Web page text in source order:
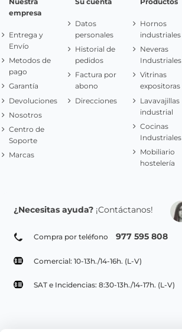
empresa
Entrega y
Envío
Metodos de
pago
Garantía
Devoluciones
Nosotros
Centro de
Soporte
Marcas
Datos
personales
Historial de
pedidos
Factura por
abono
Direcciones
Hornos
industriales
Neveras
Industriales
Vitrinas
expositoras
Lavavajillas
industrial
Cocinas
Industriales
Mobiliario
hostelería
¿Necesitas ayuda? ¡Contáctanos!
Compra por teléfono 977 595 808
Comercial: 10-13h./14-16h. (L-V)
SAT e Incidencias: 8:30-13h./14-17h. (L-V)